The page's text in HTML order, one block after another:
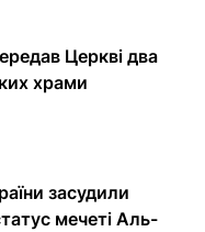
Церкві два
храми
засудили
мечеті Аль-